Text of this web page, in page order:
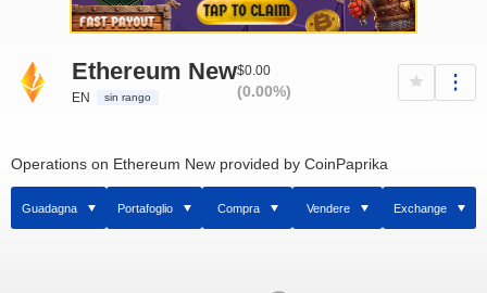
Ethereum New
EN sin rango
$0.00
(0.00%)
Operations on Ethereum New provided by CoinPaprika
Guadagna Portafoglio Compra Vendere Exchange